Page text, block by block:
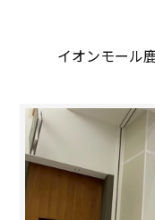
イオンモール